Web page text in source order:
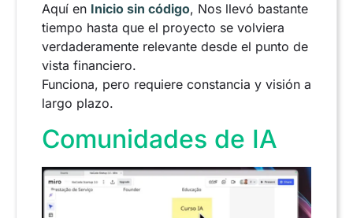
Aquí en Inicio sin código, Nos llevó bastante
tiempo hasta que el proyecto se volviera
verdaderamente relevante desde el punto de
vista financiero.
Funciona, pero requiere constancia y visión a
largo plazo.
Comunidades de IA